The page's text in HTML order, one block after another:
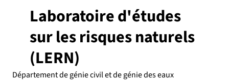
Laboratoire d'études
sur les risques naturels
(LERN)
Département de génie civil et de génie des eaux